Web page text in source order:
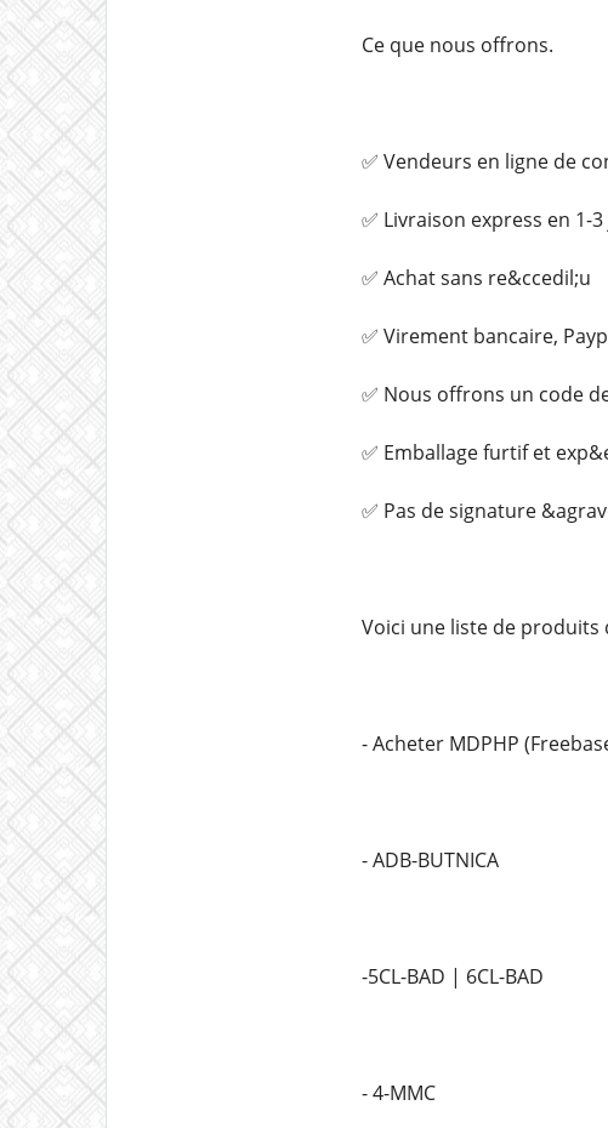
Ce que nous offrons.
✅ Vendeurs en ligne de
✅ Livraison express en 1-
✅ Achat sans re&ccedil;u
✅ Virement bancaire,
✅ Nous offrons un code
✅ Emballage furtif et
✅ Pas de signature
Voici une liste de produits
- Acheter MDPHP
- ADB-BUTNICA
-5CL-BAD | 6CL-BAD
- 4-MMC